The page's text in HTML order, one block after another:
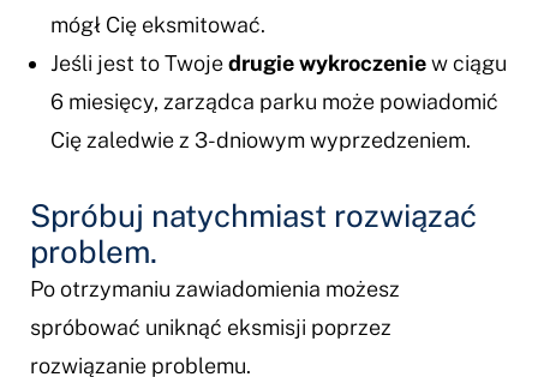
mógł Cię eksmitować.
Jeśli jest to Twojedrugie wykroczeniew ciągu
6 miesięcy, zarządca parku może powiadomić
Cię zaledwie z 3-dniowym wyprzedzeniem.
Spróbuj natychmiast rozwiązać
problem.
Po otrzymaniu zawiadomienia możesz
spróbować uniknąć eksmisji poprzez
rozwiązanie problemu.